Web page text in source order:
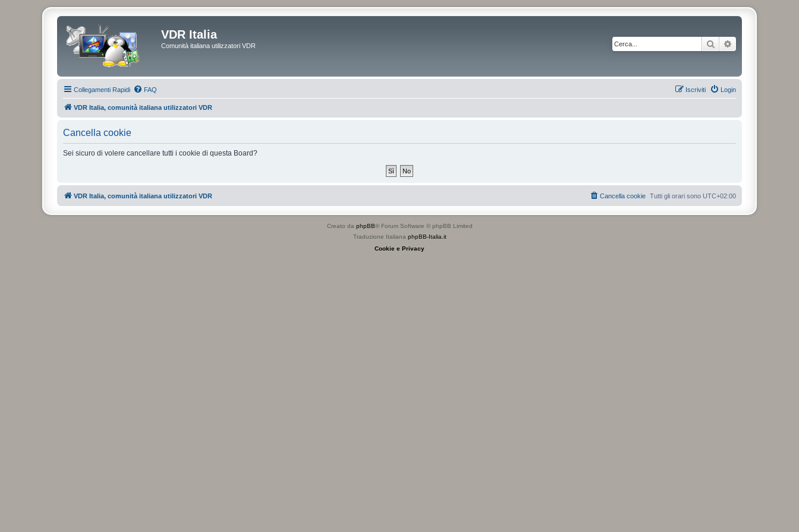
VDR Italia
Comunità italiana utilizzatori VDR Cerca
Collegamenti Rapidi FAQ Login
Iscriviti
VDR Italia, comunità italiana utilizzatori VDR
Cancella cookie
Sei sicuro di volere cancellare tutti i cookie di questa Board?
VDR Italia, comunità italiana utilizzatori VDR Tutti gli orari sono UTC+02:00
Cancella cookie
Creato da phpBB® Forum Software © phpBB Limited
Traduzione Italiana phpBB-Italia.it
Cookie e Privacy